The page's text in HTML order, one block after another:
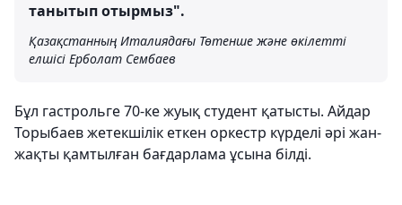
танытып отырмыз".
Қазақстанның Италиядағы Төтенше және өкілетті
елшісі Ерболат Сембаев
Бұл гастрольге 70-ке жуық студент қатысты. Айдар
Торыбаев жетекшілік еткен оркестр күрделі әрі жан-
жақты қамтылған бағдарлама ұсына білді.